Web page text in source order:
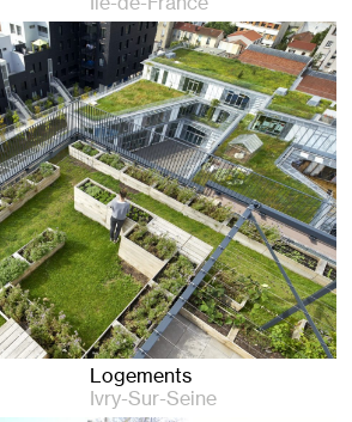
Logements
Ivry-Sur-Seine